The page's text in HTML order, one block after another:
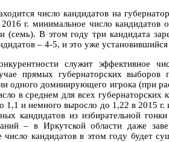
число кандидатов на
г. минимальное число кандидатов
(семь). В этом году три кандидата
– 4-5, и это уже установившийся
служит эффективное
прямых губернаторских выборов
одного доминирующего игрока (при
в среднем для всех
1,1 и немного выросло до 1,22 в 2015
кандидатов из избирательной
– в Иркутской области даже
кандидатов в этом году будет